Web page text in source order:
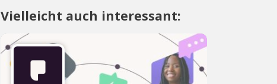
Vielleicht auch interessant: